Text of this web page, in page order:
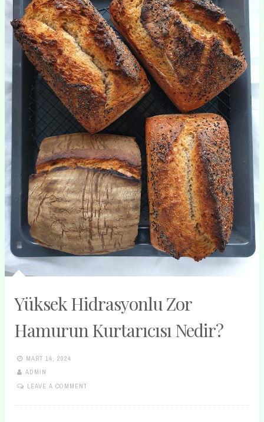
Yüksek Hidrasyonlu Zor
Hamurun Kurtarıcısı Nedir?
MART 14, 2024
ADMIN
LEAVE A COMMENT